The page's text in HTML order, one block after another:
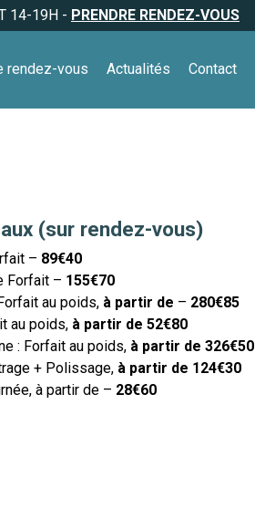
14-19H - PRENDRE RENDEZ-VOUS
rendez-vous Actualités Contact
(sur rendez-vous)
– 89€40
Forfait – 155€70
au poids, à partir de – 280€85
au poids, à partir de 52€80
: Forfait au poids, à partir de 326€50
+ Polissage, à partir de 124€30
à partir de – 28€60